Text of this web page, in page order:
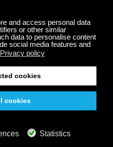
無料
終わりのないリスニング
聴く
ル
広告なしの音楽
拡張プレイリスト
まに過ごせます。